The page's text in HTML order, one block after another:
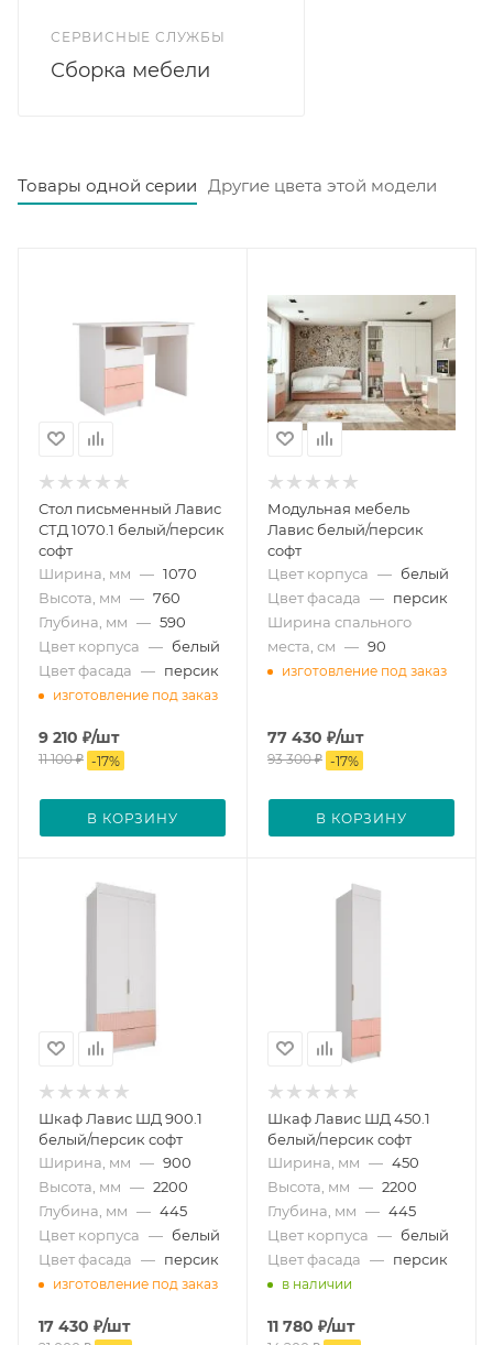
СЕРВИСНЫЕ СЛУЖБЫ
Сборка мебели
Товары одной серии Другие цвета этой модели
Стол письменный Лавис
СТД 1070.1 белый/персик
софт
Ширина, мм — 1070
Высота, мм — 760
Глубина, мм — 590
Цвет корпуса — белый
Цвет фасада — персик
изготовление под заказ
9 210 ₽/шт
11 100₽ -17%
В КОРЗИНУ
Модульная мебель
Лавис белый/персик
софт
Цвет корпуса — белый
Цвет фасада — персик
Ширина спального
места, см — 90
изготовление под заказ
77 430 ₽/шт
93 300₽ -17%
В КОРЗИНУ
Шкаф Лавис ШД 900.1
белый/персик софт
Ширина, мм — 900
Высота, мм — 2200
Глубина, мм — 445
Цвет корпуса — белый
Цвет фасада — персик
изготовление под заказ
17 430 ₽/шт
Шкаф Лавис ШД 450.1
белый/персик софт
Ширина, мм — 450
Высота, мм — 2200
Глубина, мм — 445
Цвет корпуса — белый
Цвет фасада — персик
в наличии
11 780 ₽/шт